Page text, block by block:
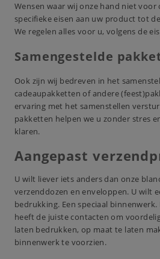
Wensen waar wij onze hand niet voor
specifieke eisen aan uw product tot
We regelen alles voor u, volgens de
Samengestelde
Ook zijn wij bedreven in het
cadeaupakketten of andere
ervaring met het samenstellen
pakketten helpen we u zonder stres
klaren.
Aangepast
U wilt liever iets anders dan onze
verzenddozen en enveloppen. U wilt
bedrukking. Een speciaal
heeft de juiste contacten om
laten bedrukken, op maat te laten
binnenwerk te voorzien.